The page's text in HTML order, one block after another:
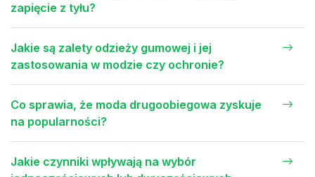
zapięcie z tyłu?
Jakie są zalety odzieży gumowej i jej
zastosowania w modzie czy ochronie?
Co sprawia, że moda drugoobiegowa zyskuje
na popularności?
Jakie czynniki wpływają na wybór